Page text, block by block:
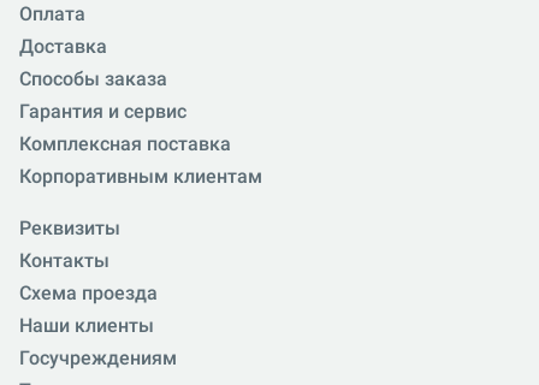
Оплата
Доставка
Способы заказа
Гарантия и сервис
Комплексная поставка
Корпоративным клиентам
Реквизиты
Контакты
Схема проезда
Наши клиенты
Госучреждениям